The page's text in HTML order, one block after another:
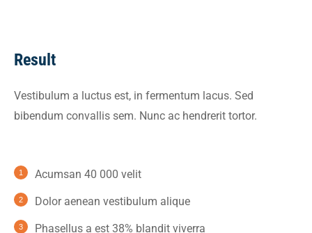
Result
Vestibulum a luctus est, in fermentum lacus. Sed
bibendum convallis sem. Nunc ac hendrerit tortor.
Acumsan 40 000 velit
Dolor aenean vestibulum alique
Phasellus a est 38% blandit viverra